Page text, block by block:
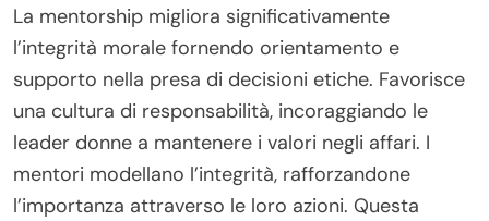
La mentorship migliora significativamente
l’integrità morale fornendo orientamento e
supporto nella presa di decisioni etiche. Favorisce
una cultura di responsabilità, incoraggiando le
leader donne a mantenere i valori negli affari. I
mentori modellano l’integrità, rafforzandone
l’importanza attraverso le loro azioni. Questa